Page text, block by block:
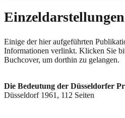
Einzeldarstellungen
Einige der hier aufgeführten
Informationen verlinkt. Klicken Sie
Buchcover, um dorthin zu gelangen.
Die Bedeutung der Düsseldorfer
Düsseldorf 1961, 112 Seiten